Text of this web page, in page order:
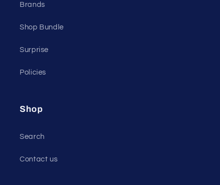
Brands
Shop Bundle
Surprise
Policies
Shop
Search
Contact us